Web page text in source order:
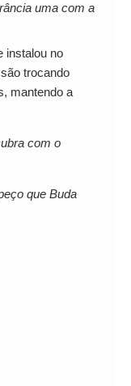
uma com a
instalou no
trocando
mantendo a
com o
que Buda